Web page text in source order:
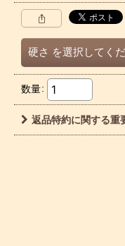
硬さ を選択してく
数量:
返品特約に関する重